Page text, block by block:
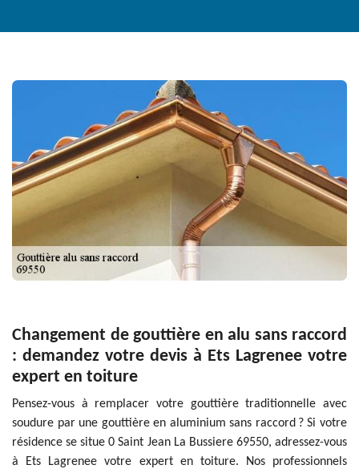
Changement de gouttière en alu sans raccord
: demandez votre devis à Ets Lagrenee votre
expert en toiture
Pensez-vous à remplacer votre gouttière traditionnelle avec
soudure par une gouttière en aluminium sans raccord ? Si votre
résidence se situe 0 Saint Jean La Bussiere 69550, adressez-vous
à Ets Lagrenee votre expert en toiture. Nos professionnels